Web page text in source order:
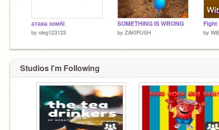
атака зомбі
by oleg123123
SOMETHING IS WRONG
by ZAKIPUSH
Fight
by
Studios I'm Following